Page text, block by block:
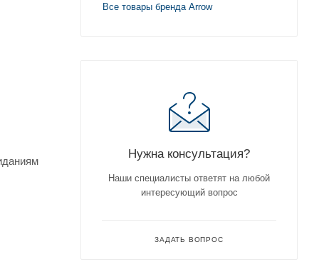
Все товары бренда Arrow
Нужна консультация?
Наши специалисты ответят на любой
интересующий вопрос
ЗАДАТЬ ВОПРОС